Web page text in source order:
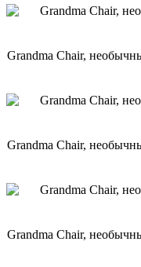
Grandma Chair,
Grandma Chair,
Grandma Chair,